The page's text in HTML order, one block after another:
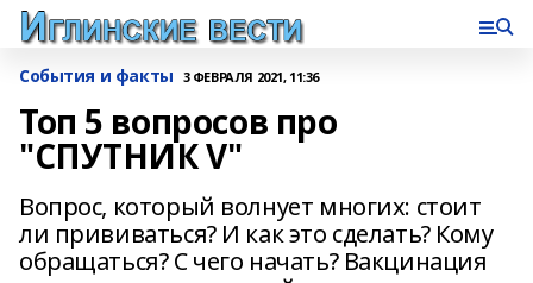
События и факты 3 ФЕВРАЛЯ 2021, 11:36
Топ 5 вопросов про
"СПУТНИК V"
Вопрос, который волнует многих: стоит
ли прививаться? И как это сделать? Кому
обращаться? С чего начать? Вакцинация